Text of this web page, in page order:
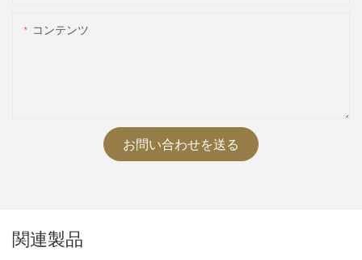
コンテンツ
お問い合わせを送る
関連製品